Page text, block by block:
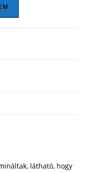
látható, hogy